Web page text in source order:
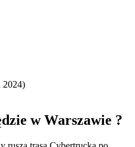
2024)
w Warszawie ?